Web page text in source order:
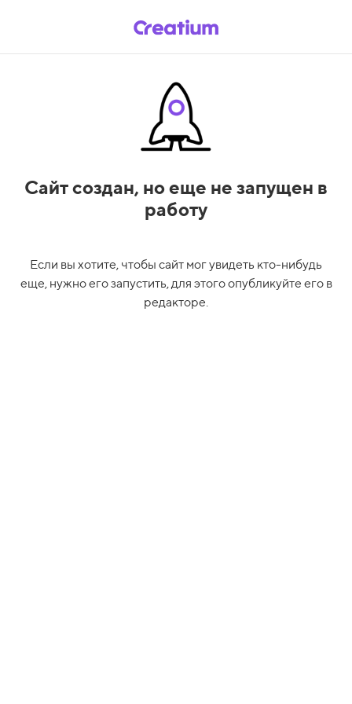
Сайт создан, но еще не запущен в
работу
Если вы хотите, чтобы сайт мог увидеть кто-нибудь
еще, нужно его запустить, для этого опубликуйте его в
редакторе.